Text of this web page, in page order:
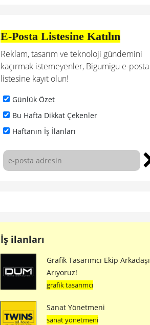
E-Posta Listesine Katılın
Reklam, tasarım ve teknoloji gündemini
kaçırmak istemeyenler, Bigumigu e-posta
listesine kayıt olun!
Günlük Özet
Bu Hafta Dikkat Çekenler
Haftanın İş İlanları
İş ilanları
Grafik Tasarımcı Ekip Arkadaşı
Arıyoruz!
grafik tasarımcı
Sanat Yönetmeni
sanat yönetmeni